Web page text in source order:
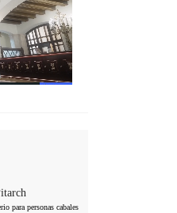
para personas cabales